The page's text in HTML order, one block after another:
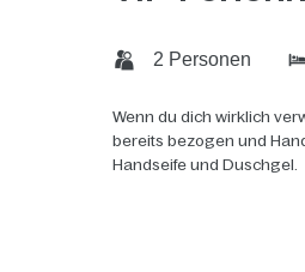
2 Personen
Wenn du dich wirklich
bereits bezogen und
Handseife und Duschgel.